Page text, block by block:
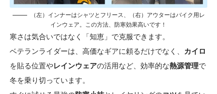
（左）インナーはシャツとフリース、（右）アウターはバイク用レ
インウェア。この方法、防寒効果高いです！
寒さは気合いではなく「知恵」で克服できます。
ベテランライダーは、高価なギアに頼るだけでなく、
カイロ
を貼る位置やレインウェアの活用など、効率的な熱源管理で
冬を乗り切っています。